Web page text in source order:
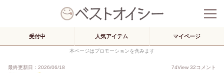
受付中 人気アイテム マイページ
本ページはプロモーションを含みます
最終更新日：2026/06/18 74View 32コメント